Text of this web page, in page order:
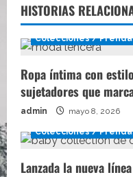
HISTORIAS
Colecciones /
Ropa íntima con
sujetadores que
admin mayo 8, 2026
Colecciones /
Lanzada la nueva